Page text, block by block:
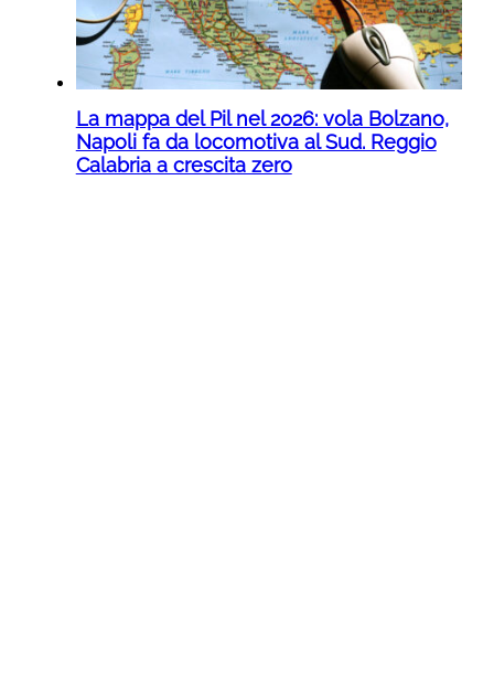
La mappa del Pil nel 2026: vola Bolzano,
Napoli fa da locomotiva al Sud. Reggio
Calabria a crescita zero